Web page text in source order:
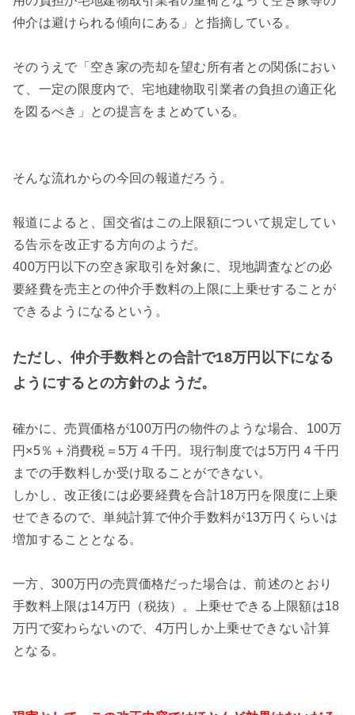
仲介は避けられる傾向にある」と指摘している。
そのうえで「空き家の売却を望む所有者との関係におい
て、一定の限度内で、宅地建物取引業者の負担の適正化
を図るべき」との提言をまとめている。
そんな流れからの今回の報道だろう。
報道によると、国交省はこの上限額について規定してい
る告示を改正する方向のようだ。
400万円以下の空き家取引を対象に、現地調査などの必
要経費を売主との仲介手数料の上限に上乗せすることが
できるようになるという。
ただし、仲介手数料との合計で18万円以下になる
ようにするとの方針のようだ。
確かに、売買価格が100万円の物件のような場合、100万
円×5％＋消費税＝5万４千円。現行制度では5万円４千円
までの手数料しか受け取ることができない。
しかし、改正後には必要経費を合計18万円を限度に上乗
せできるので、単純計算で仲介手数料が13万円くらいは
増加することとなる。
一方、300万円の売買価格だった場合は、前述のとおり
手数料上限は14万円（税抜）。上乗せできる上限額は18
万円で変わらないので、4万円しか上乗せできない計算
となる。